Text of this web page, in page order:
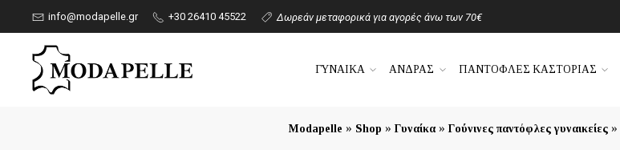
info@modapelle.gr +30 26410 45522 Δωρεάν μεταφορικά για αγορές άνω των 70€
ΓΥΝΑΙΚΑ ΑΝΔΡΑΣ ΠΑΝΤΟΦΛΕΣ ΚΑΣΤΟΡΙΑΣ
Modapelle » Shop » Γυναίκα » Γούνινες παντόφλες γυναικείες »